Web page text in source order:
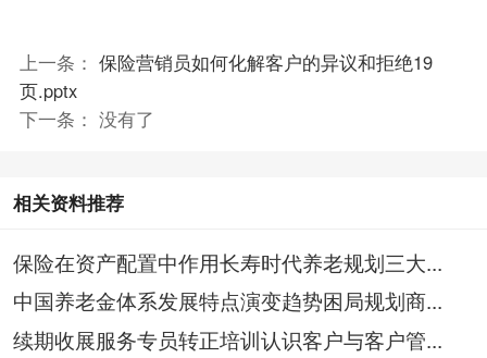
上一条： 保险营销员如何化解客户的异议和拒绝19
页.pptx
下一条： 没有了
相关资料推荐
保险在资产配置中作用长寿时代养老规划三大...
中国养老金体系发展特点演变趋势困局规划商...
续期收展服务专员转正培训认识客户与客户管...